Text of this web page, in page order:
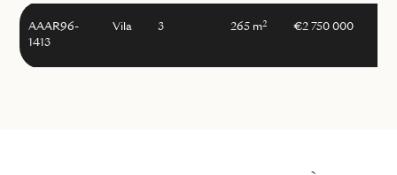
AAAR96-
1413
Vila 3 265 m2 €2 750 000